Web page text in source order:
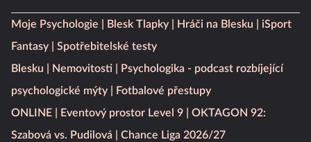
Moje Psychologie Blesk Tlapky Hráči na Blesku
iSport
Fantasy
Spotřebitelské testy
Blesku
Nemovitosti
Psychologika - podcast rozbíjející
psychologické mýty
Fotbalové přestupy
ONLINE
Eventový prostor Level 9
OKTAGON 92:
Szabová vs. Pudilová
Chance Liga 2026/27